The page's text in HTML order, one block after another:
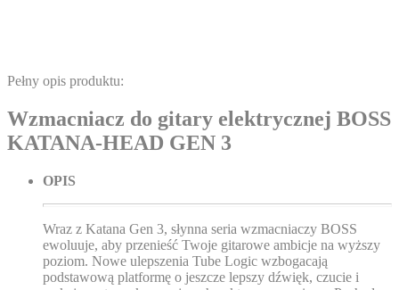
Pełny opis produktu:
Wzmacniacz do gitary elektrycznej BOSS
KATANA-HEAD GEN 3
OPIS
Wraz z Katana Gen 3, słynna seria wzmacniaczy BOSS
ewoluuje, aby przenieść Twoje gitarowe ambicje na wyższy
poziom. Nowe ulepszenia Tube Logic wzbogacają
podstawową platformę o jeszcze lepszy dźwięk, czucie i